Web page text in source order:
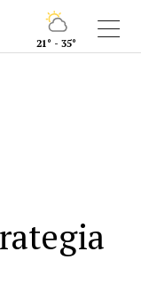
21° - 35°